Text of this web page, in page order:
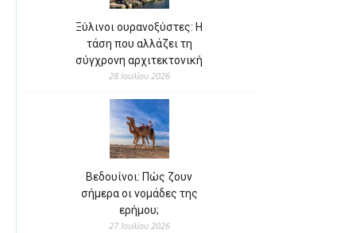
Ξύλινοι ουρανοξύστες: Η
τάση που αλλάζει τη
σύγχρονη αρχιτεκτονική
28 Ιουλίου 2026
Βεδουίνοι: Πώς ζουν
σήμερα οι νομάδες της
ερήμου;
27 Ιουλίου 2026